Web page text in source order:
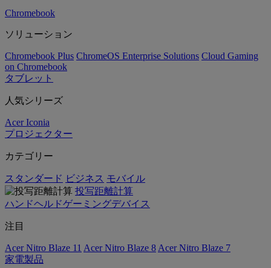
Chromebook
ソリューション
Chromebook Plus ChromeOS Enterprise Solutions Cloud Gaming
on Chromebook
タブレット
人気シリーズ
Acer Iconia
プロジェクター
カテゴリー
スタンダード ビジネス モバイル
投写距離計算
ハンドヘルドゲーミングデバイス
注目
Acer Nitro Blaze 11 Acer Nitro Blaze 8 Acer Nitro Blaze 7
家電製品